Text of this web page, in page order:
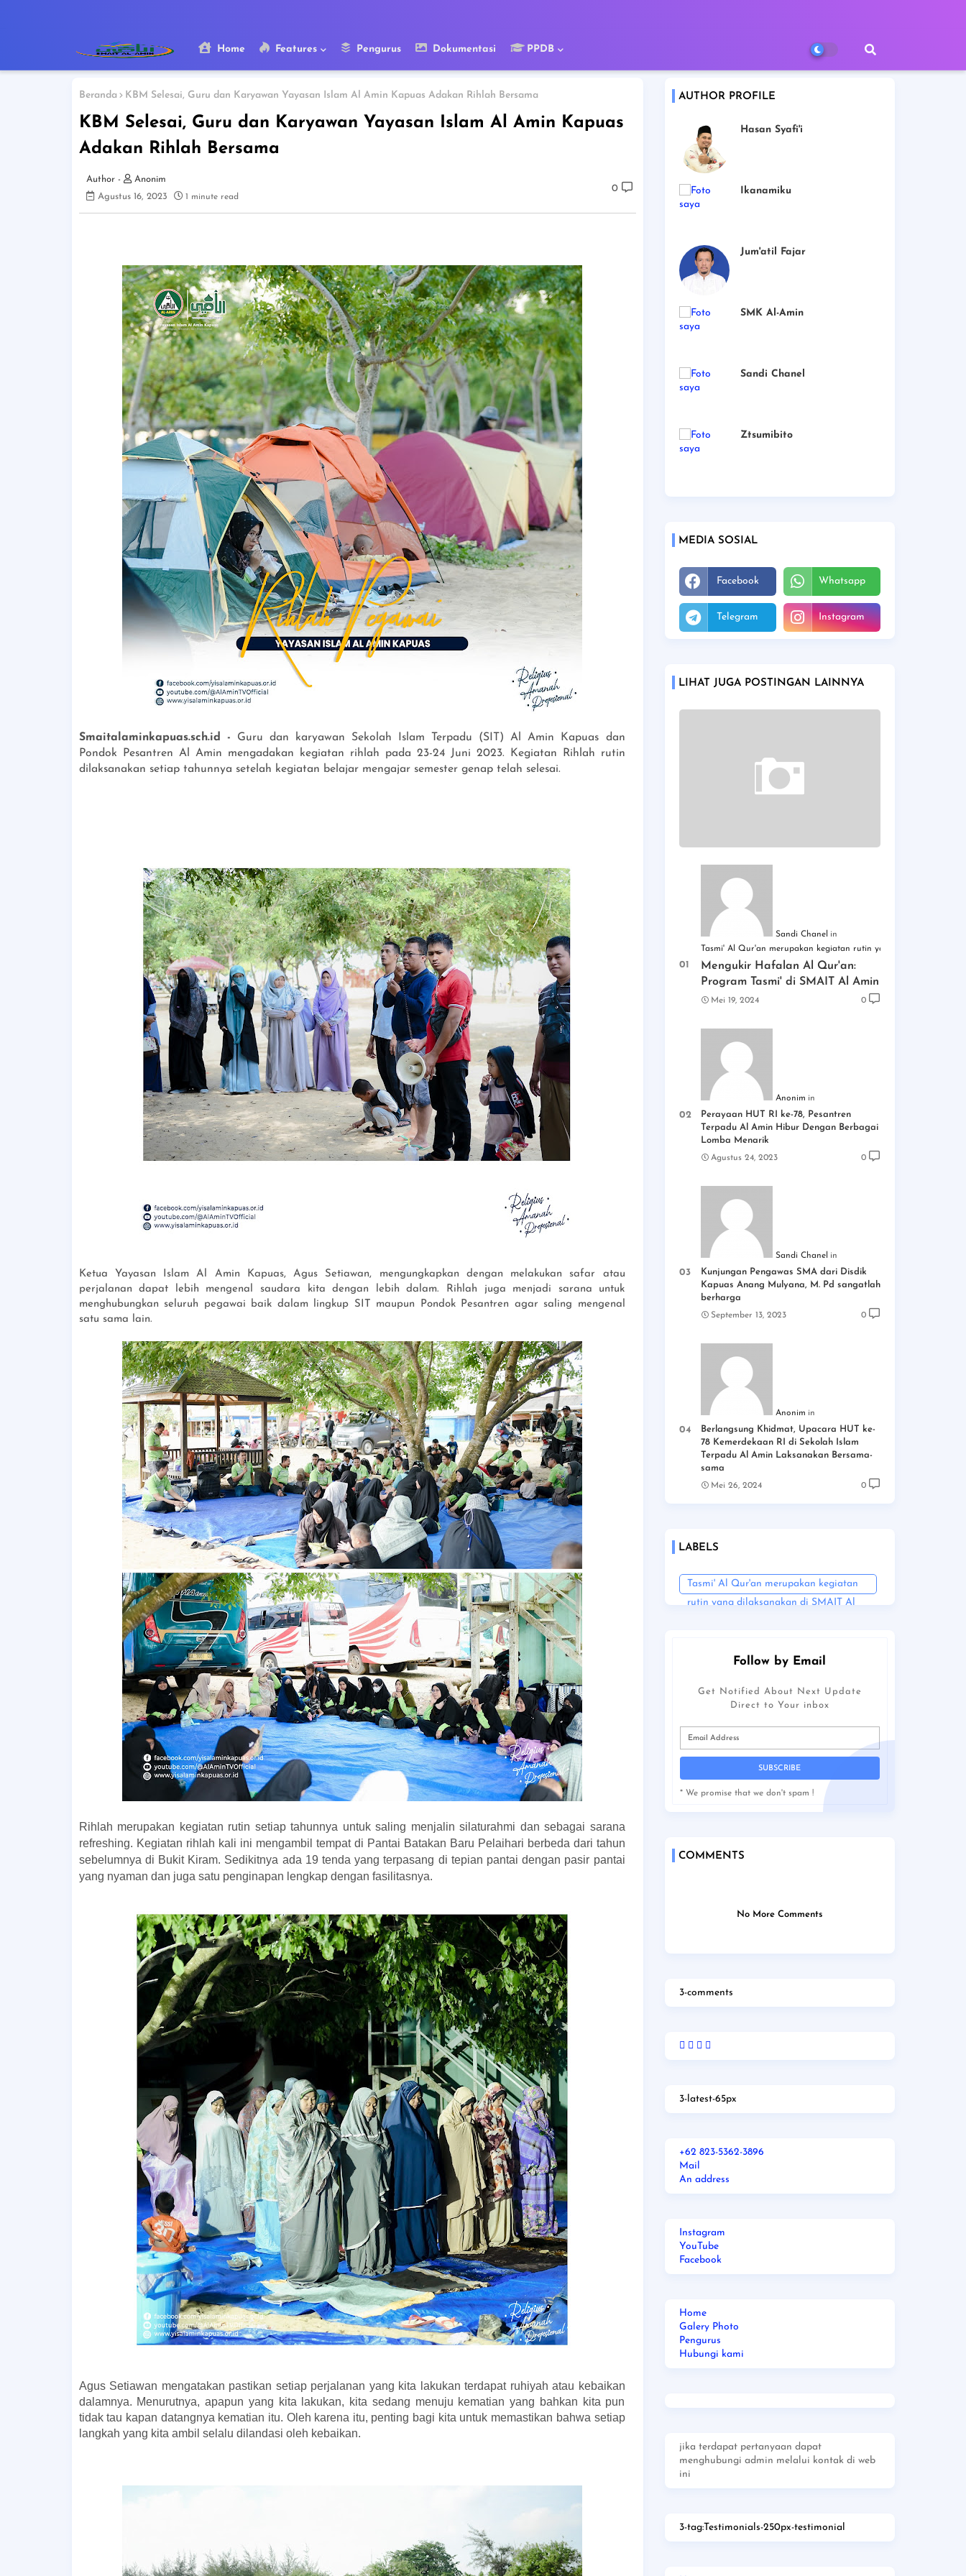
Home Features Pengurus Dokumentasi PPDB
Beranda KBM Selesai, Guru dan Karyawan Yayasan Islam Al Amin Kapuas Adakan Rihlah Bersama
KBM Selesai, Guru dan Karyawan Yayasan Islam Al Amin Kapuas
Adakan Rihlah Bersama
Anonim
Agustus 16, 2023
1 minute read
0
Smaitalaminkapuas.sch.id - Guru dan karyawan Sekolah Islam Terpadu (SIT)Al Amin Kapuas dan
Pondok Pesantren Al Amin mengadakan kegiatan rihlah pada 23-24 Juni 2023.
Kegiatan Rihlah rutin
dilaksanakan setiap tahunnya setelah kegiatan belajar mengajar semester genap telah selesai.
Ketua Yayasan Islam Al Amin Kapuas, Agus Setiawan, mengungkapkan dengan melakukan safar atau
perjalanan dapat lebih mengenal saudara kita dengan lebih dalam. Rihlah juga menjadi sarana untuk
menghubungkan seluruh pegawai baik dalam lingkup SIT maupun Pondok Pesantren agar saling mengenal
satu sama lain.
Rihlah merupakan kegiatan rutin setiap tahunnya untuk saling menjalin silaturahmi dan sebagai sarana
refreshing. Kegiatan rihlah kali ini mengambil tempat di Pantai Batakan Baru Pelaihari berbeda dari tahun
sebelumnya di Bukit Kiram. Sedikitnya ada 19 tenda yang terpasang di tepian pantai dengan pasir pantai
yang nyaman dan juga satu penginapan lengkap dengan fasilitasnya.
Agus Setiawan mengatakan pastikan setiap perjalanan yang kita lakukan terdapat ruhiyah atau kebaikan
dalamnya. Menurutnya, apapun yang kita lakukan, kita sedang menuju kematian yang bahkan kita pun
tidak tau kapan datangnya kematian itu. Oleh karena itu, penting bagi kita untuk memastikan bahwa setiap
langkah yang kita ambil selalu dilandasi oleh kebaikan.
AUTHOR PROFILE
Hasan Syafi'i
Ikanamiku
Jum'atil Fajar
SMK Al-Amin
Sandi Chanel
Ztsumibito
MEDIA SOSIAL
Facebook Whatsapp
Telegram Instagram
LIHAT JUGA POSTINGAN LAINNYA
Sandi Chanel
Tasmi' Al Qur'an merupakan kegiatan rutin yang dilaksanakan di
Mengukir Hafalan Al Qur'an:
Program Tasmi' di SMAIT Al Amin
Mei 19, 2024 0
Anonim
Perayaan HUT RI ke-78, Pesantren
Terpadu Al Amin Hibur Dengan Berbagai
Lomba Menarik
Agustus 24, 2023 0
Sandi Chanel
Kunjungan Pengawas SMA dari Disdik
Kapuas Anang Mulyana, M. Pd sangatlah
berharga
September 13, 2023 0
Anonim
Berlangsung Khidmat, Upacara HUT ke-
78 Kemerdekaan RI di Sekolah Islam
Terpadu Al Amin Laksanakan Bersama-
sama
Mei 26, 2024 0
LABELS
Tasmi' Al Qur'an merupakan kegiatan
rutin yang dilaksanakan di SMAIT Al
Follow by Email
Get Notified About Next Update
Direct to Your inbox
* We promise that we don't spam !
COMMENTS
No More Comments
3-comments
3-latest-65px
+62 823-5362-3896
Mail
An address
Instagram
YouTube
Facebook
Home
Galery Photo
Pengurus
Hubungi kami
jika terdapat pertanyaan dapat
menghubungi admin melalui kontak di web
ini
3-tag:Testimonials-250px-testimonial